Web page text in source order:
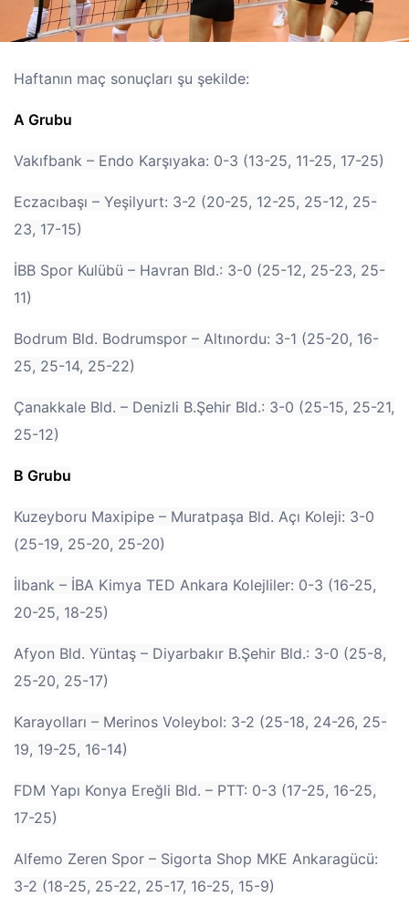
Haftanın maç sonuçları şu şekilde:
A Grubu
Vakıfbank – Endo Karşıyaka: 0-3 (13-25, 11-25, 17-25)
Eczacıbaşı – Yeşilyurt: 3-2 (20-25, 12-25, 25-12, 25-
23, 17-15)
İBB Spor Kulübü – Havran Bld.: 3-0 (25-12, 25-23, 25-
11)
Bodrum Bld. Bodrumspor – Altınordu: 3-1 (25-20, 16-
25, 25-14, 25-22)
Çanakkale Bld. – Denizli B.Şehir Bld.: 3-0 (25-15, 25-21,
25-12)
B Grubu
Kuzeyboru Maxipipe – Muratpaşa Bld. Açı Koleji: 3-0
(25-19, 25-20, 25-20)
İlbank – İBA Kimya TED Ankara Kolejliler: 0-3 (16-25,
20-25, 18-25)
Afyon Bld. Yüntaş – Diyarbakır B.Şehir Bld.: 3-0 (25-8,
25-20, 25-17)
Karayolları – Merinos Voleybol: 3-2 (25-18, 24-26, 25-
19, 19-25, 16-14)
FDM Yapı Konya Ereğli Bld. – PTT: 0-3 (17-25, 16-25,
17-25)
Alfemo Zeren Spor – Sigorta Shop MKE Ankaragücü:
3-2 (18-25, 25-22, 25-17, 16-25, 15-9)